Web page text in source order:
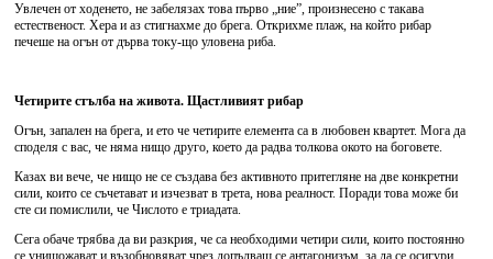
Увлечен от ходенето, не забелязах това първо „ние”, произнесено с такава
естественост. Хера и аз стигнахме до брега. Открихме плаж, на който рибар
печеше на огън от дърва току-що уловена риба.
Четирите стълба на живота. Щастливият рибар
Огън, запален на брега, и ето че четирите елемента са в любовен квартет. Мога да
споделя с вас, че няма нищо друго, което да радва толкова окото на боговете.
Казах ви вече, че нищо не се създава без активното притегляне на две конкретни
сили, които се съчетават и изчезват в трета, нова реалност. Поради това може би
сте си помислили, че Числото е триадата.
Сега обаче трябва да ви разкрия, че са необходими четири сили, които постоянно
се унищожават и възобновяват чрез допълващ се антагонизъм, за да се осигури